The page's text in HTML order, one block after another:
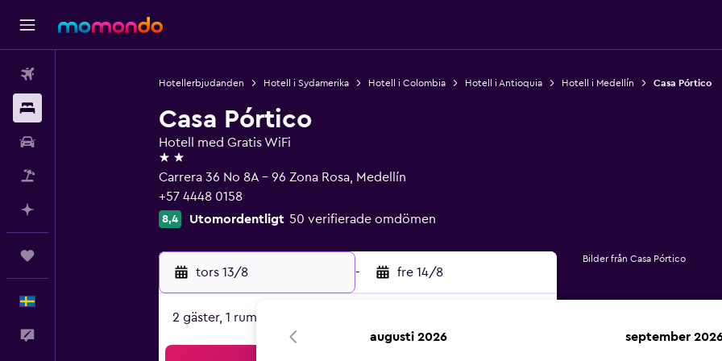
Hotellerbjudanden Hotell i Sydamerika Hotell i Colombia Hotell i Antioquia Hotell i Medellín Casa Pórtico
Casa Pórtico
Hotell med Gratis WiFi
2 stjärnor
Carrera 36 No 8A - 96 Zona Rosa, Medellín
+57 4448 0158
8,4 Utomordentligt 50 verifierade omdömen
tors 13/8 - fre 14/8
2 gäster, 1 rum
Bilder från Casa Pórtico
augusti 2026 september